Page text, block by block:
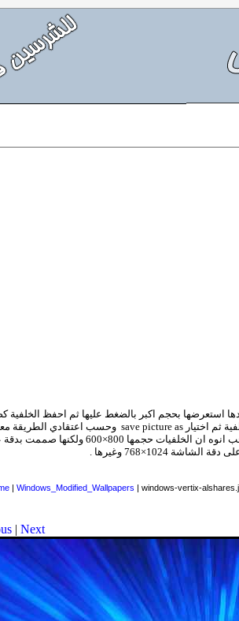
استعرضها بحجم اكبر بالضغط عليها ثم احفظ الخلفية
ثم اختيار save picture as وحسب اعتقادي الطريقة
وعلى كل حال احب انوه ان الخلفيات حجمها 800×600
1024×768 وغيرها .
| Windows_Modified_Wallpapers | windows-vertix-
| Next